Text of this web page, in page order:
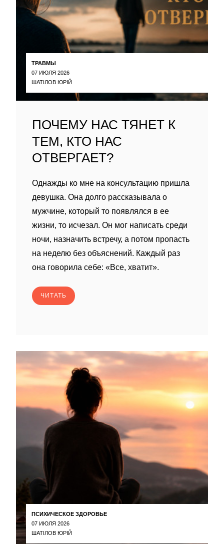
ТРАВМЫ
07 ИЮЛЯ 2026
ШАТІЛОВ ЮРІЙ
ПОЧЕМУ НАС ТЯНЕТ К
ТЕМ, КТО НАС
ОТВЕРГАЕТ?
Однажды ко мне на консультацию пришла
девушка. Она долго рассказывала о
мужчине, который то появлялся в ее
жизни, то исчезал. Он мог написать среди
ночи, назначить встречу, а потом пропасть
на неделю без объяснений. Каждый раз
она говорила себе: «Все, хватит».
ЧИТАТЬ
ПСИХИЧЕСКОЕ ЗДОРОВЬЕ
07 ИЮЛЯ 2026
ШАТІЛОВ ЮРІЙ